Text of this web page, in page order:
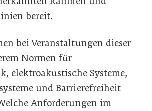
bereit.
bei Veranstaltungen dieser
Normen für
elektroakustische Systeme,
und Barrierefreiheit
Anforderungen im